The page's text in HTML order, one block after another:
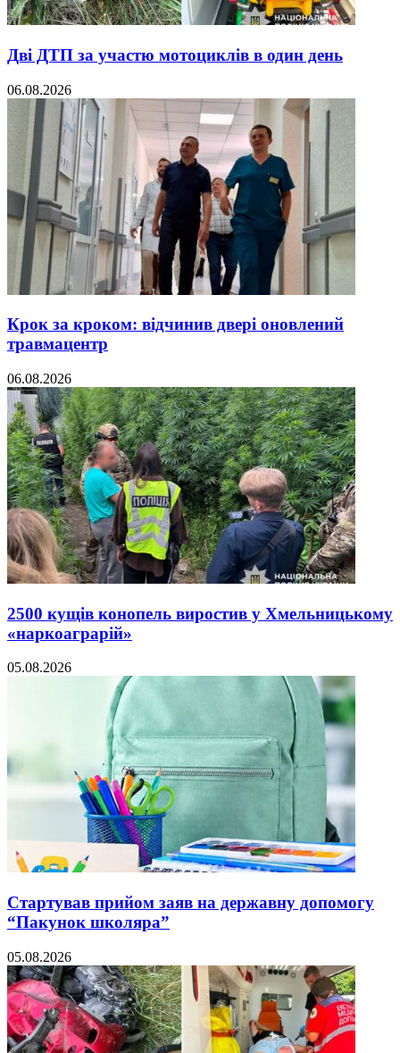
Дві ДТП за участю мотоциклів в один день
06.08.2026
Крок за кроком: відчинив двері оновлений
травмацентр
06.08.2026
2500 кущів конопель виростив у Хмельницькому
«наркоаграрій»
05.08.2026
Стартував прийом заяв на державну допомогу
“Пакунок школяра”
05.08.2026